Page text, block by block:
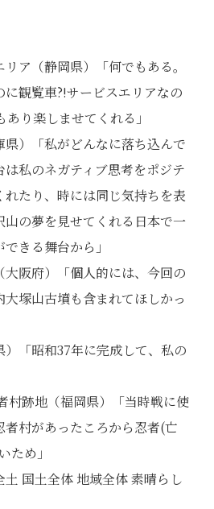
ア（静岡県）「何でもある。
観覧車?!サービスエリアなの
り楽しませてくれる」
県）「私がどんなに落ち込んで
私のネガティブ思考をポジテ
れたり、時には同じ気持ちを表
の夢を見せてくれる日本で一
きる舞台から」
大阪府）「個人的には、今回の
塚山古墳も含まれてほしかっ
）「昭和37年に完成して、私の
村跡地（福岡県）「当時戦に使
者村があったころから忍者(亡
ため」
土 国土全体 地域全体 素晴らし